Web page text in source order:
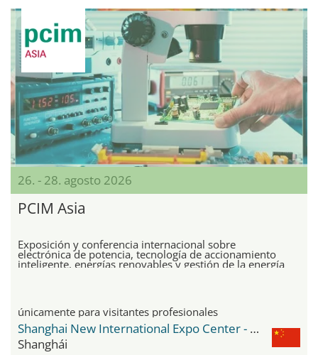
26. - 28. agosto 2026
PCIM Asia
Exposición y conferencia internacional sobre
electrónica de potencia, tecnología de accionamiento
inteligente, energías renovables y gestión de la energía
únicamente para visitantes profesionales
Shanghai New International Expo Center - SNIEC
Shanghái